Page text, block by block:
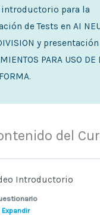
introductorio para la
de Tests en AI
y
PARA USO DE
del
Introductorio
Expandir